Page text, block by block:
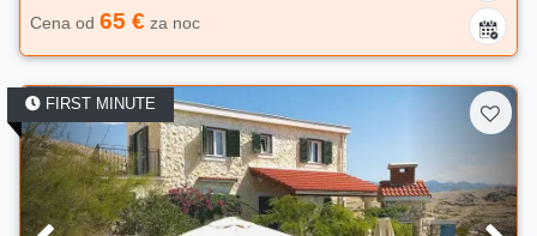
Cena od 65 € za noc
FIRST MINUTE